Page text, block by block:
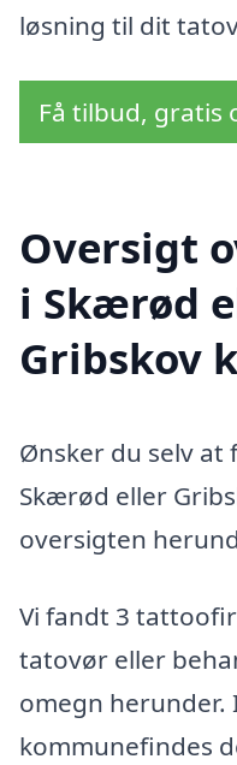
løsning til dit
Få tilbud, gratis
Oversigt
i Skærød
Gribskov
Ønsker du selv at
Skærød eller
oversigten
Vi fandt 3
tatovør eller
omegn herunder.
kommunefindes